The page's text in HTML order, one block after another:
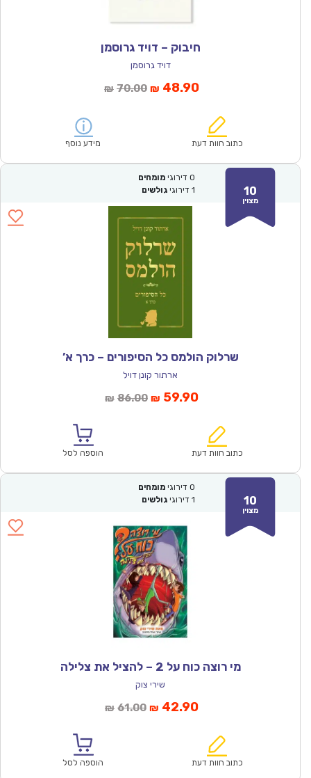
חיבוק – דויד גרוסמן
דויד גרוסמן
₪ 70.00המחיר
₪70.00.
₪ 48.90המחיר
הוא:
כתוב חוות דעת מידע נוסף
10
מצוין
0 דירוגי מומחים
1 דירוגי גולשים
שרלוק הולמס כל הסיפורים – כרך א’
ארתור קונן דויל
₪ 86.00המחיר
₪86.00.
₪ 59.90המחיר
הוא:
כתוב חוות דעת הוספה לסל
10
מצוין
0 דירוגי מומחים
1 דירוגי גולשים
מי רוצה כוח על 2 – להציל את צלילה
שירי צוק
₪ 61.00המחיר
₪61.00.
₪ 42.90המחיר
הוא:
כתוב חוות דעת הוספה לסל